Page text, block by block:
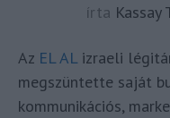
írta Kassay
Az EL ALizraeli
megszüntette saját
kommunikációs,